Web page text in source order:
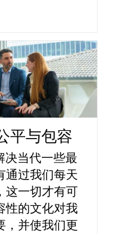
平与包容
决当代一些最
通过我们每天
这一切才有可
性的文化对我
，并使我们更